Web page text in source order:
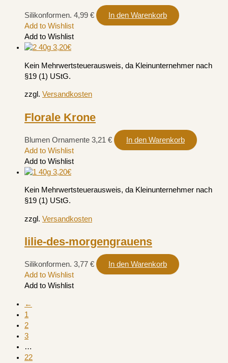
Silikonformen. 4,99 €
In den Warenkorb
Add to Wishlist
Add to Wishlist
Kein Mehrwertsteuerausweis, da Kleinunternehmer nach
§19 (1) UStG.
zzgl. Versandkosten
Florale Krone
Blumen Ornamente 3,21 €
In den Warenkorb
Add to Wishlist
Add to Wishlist
Kein Mehrwertsteuerausweis, da Kleinunternehmer nach
§19 (1) UStG.
zzgl. Versandkosten
lilie-des-morgengrauens
Silikonformen. 3,77 €
In den Warenkorb
Add to Wishlist
Add to Wishlist
←
1
2
3
…
22